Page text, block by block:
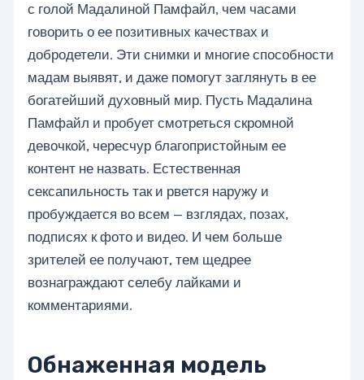
с голой Мадалиной Памфайл, чем часами
говорить о ее позитивных качествах и
добродетели. Эти снимки и многие способности
мадам выявят, и даже помогут заглянуть в ее
богатейший духовный мир. Пусть Мадалина
Памфайл и пробует смотреться скромной
девочкой, чересчур благопристойным ее
контент не назвать. Естественная
сексапильность так и рвется наружу и
пробуждается во всем — взглядах, позах,
подписях к фото и видео. И чем больше
зрителей ее получают, тем щедрее
вознаграждают селебу лайками и
комментариями.
Обнаженная модель